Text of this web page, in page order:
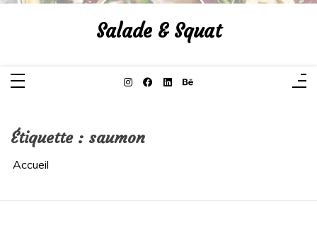
Aller
Salade & Squat
Étiquette : saumon
Accueil